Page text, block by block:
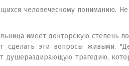
человеческому пониманию.
имеет докторскую степень
сделать эти вопросы
душераздирающую трагедию,